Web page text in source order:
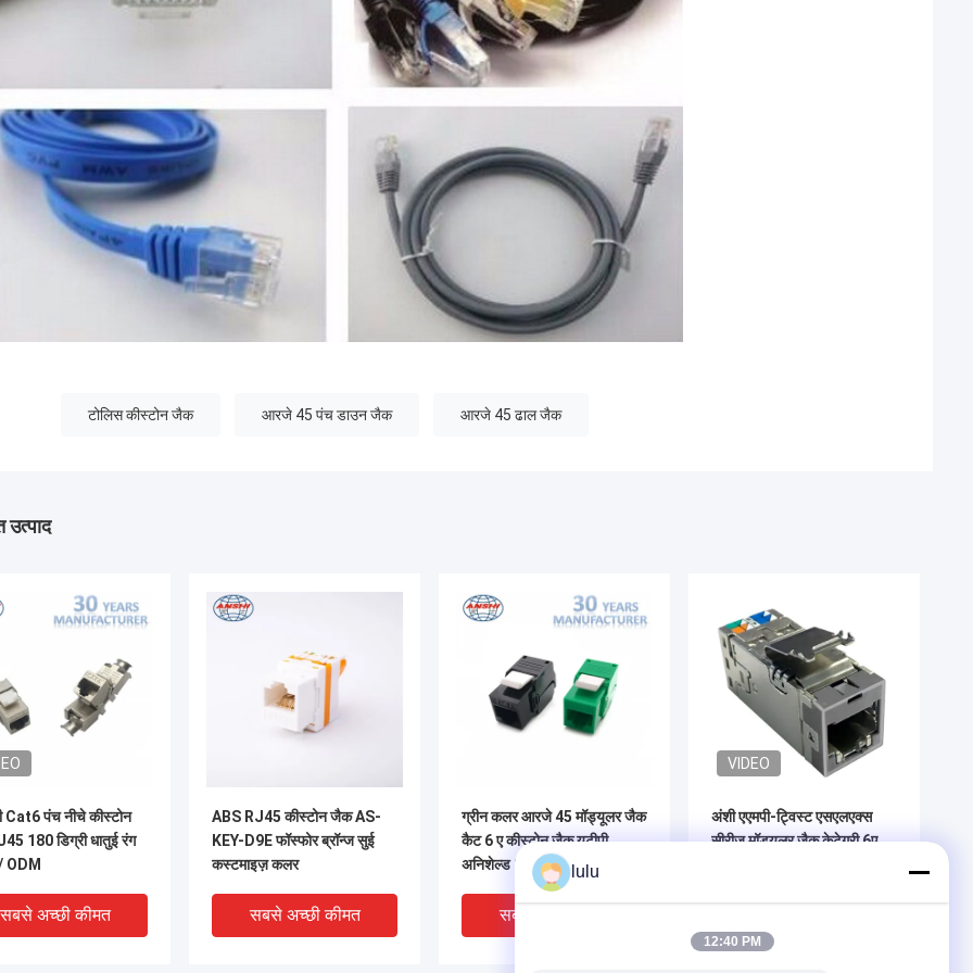
टोलिस कीस्टोन जैक आरजे 45 पंच डाउन जैक आरजे 45 ढाल जैक
Cat6 पंच नीचे कीस्टोन
180 डिग्री धातुई रंग
ODM
सबसे अच्छी कीमत
ABS RJ45 कीस्टोन जैक AS-
KEY-D9E फॉस्फोर ब्रॉन्ज सुई
कस्टमाइज़ कलर
सबसे अच्छी कीमत
ग्रीन कलर आरजे 45 मॉड्यूलर जैक
कैट 6 ए कीस्टोन जैक यूटीपी
अनिशेल्ड 180 डिग्री
सबसे अच्छी कीमत
VIDEO
अंशी एएमपी-ट्विस्ट एसएलएक्स
सीरीज मॉड्यूलर जैक केटेगरी 6ए
lulu
12:40 PM